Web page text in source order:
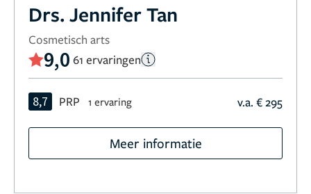
Drs. Jennifer Tan
Cosmetisch arts
9,0 61 ervaringen
8,7 PRP 1 ervaring v.a. € 295
Meer informatie